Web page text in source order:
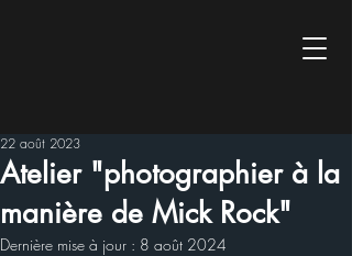
Atelier "photographier à la
manière de Mick Rock"
22 août 2023
Dernière mise à jour : 8 août 2024